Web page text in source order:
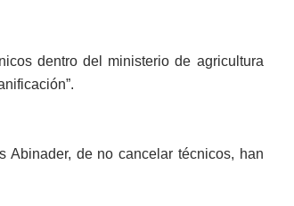
dentro del ministerio de agricultura
Abinader, de no cancelar técnicos, han